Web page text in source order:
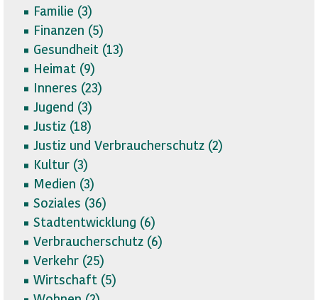
Familie (3)
Finanzen (5)
Gesundheit (13)
Heimat (9)
Inneres (23)
Jugend (3)
Justiz (18)
Justiz und Verbraucherschutz (2)
Kultur (3)
Medien (3)
Soziales (36)
Stadtentwicklung (6)
Verbraucherschutz (6)
Verkehr (25)
Wirtschaft (5)